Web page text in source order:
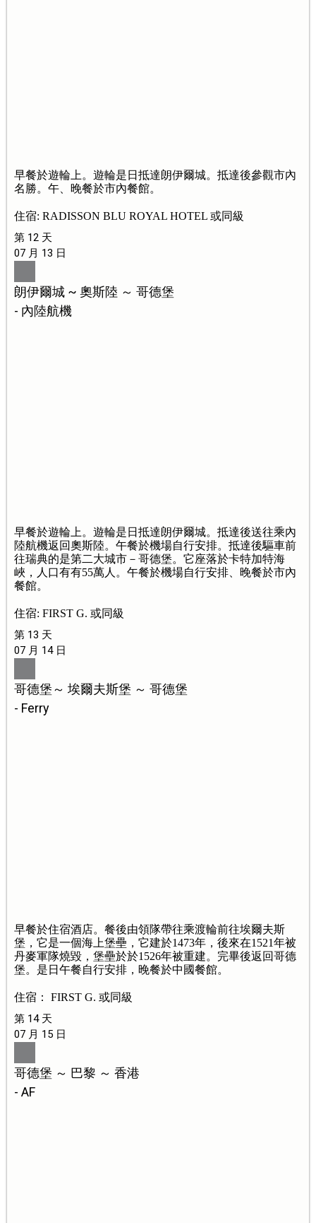
早餐於遊輪上。遊輪是日抵達朗伊爾城。抵達後參觀市內
名勝。午、晚餐於市內餐館。
住宿: RADISSON BLU ROYAL HOTEL 或同級
第 12 天
07 月 13 日
朗伊爾城 ~ 奧斯陸 ～ 哥德堡
- 內陸航機
早餐於遊輪上。遊輪是日抵達朗伊爾城。抵達後送往乘內
陸航機返回奧斯陸。午餐於機場自行安排。抵達後驅車前
往瑞典的是第二大城市－哥德堡。它座落於卡特加特海
峽，人口有有55萬人。午餐於機場自行安排、晚餐於市內
餐館。
住宿: FIRST G. 或同級
第 13 天
07 月 14 日
哥德堡～ 埃爾夫斯堡 ～ 哥德堡
- Ferry
早餐於住宿酒店。餐後由領隊帶往乘渡輪前往埃爾夫斯
堡，它是一個海上堡壘，它建於1473年，後來在1521年被
丹麥軍隊燒毀，堡壘於於1526年被重建。完畢後返回哥德
堡。是日午餐自行安排，晚餐於中國餐館。
住宿： FIRST G. 或同級
第 14 天
07 月 15 日
哥德堡 ～ 巴黎 ～ 香港
- AF